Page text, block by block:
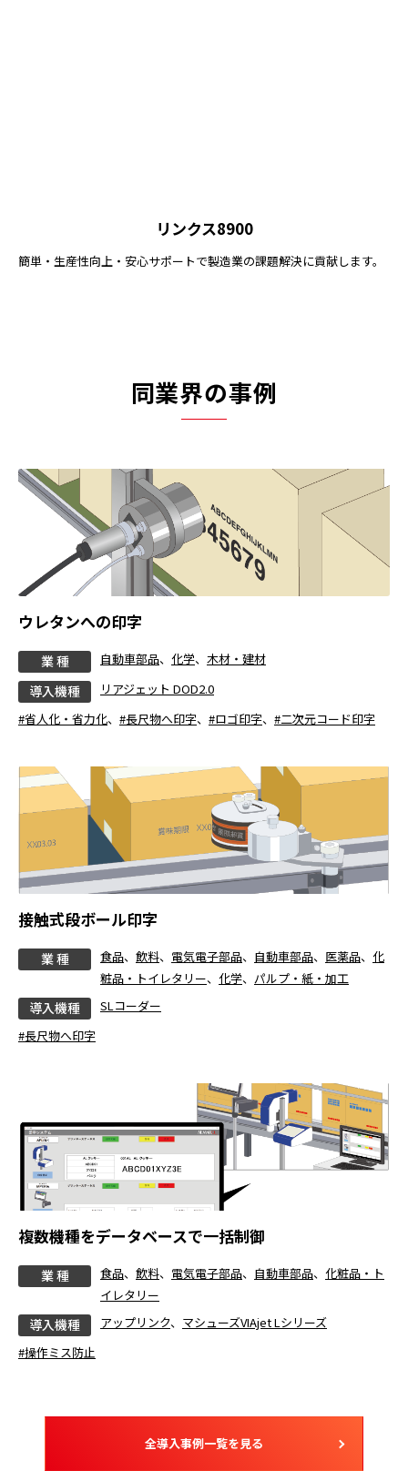
リンクス8900
簡単・生産性向上・安心サポートで製造業の課題解決に貢献します。
同業界の事例
ウレタンへの印字
業 種 自動車部品、 化学、 木材・建材
導入機種
リアジェット DOD2.0
#省人化・省力化、 #長尺物へ印字、 #ロゴ印字、 #二次元コード印字
接触式段ボール印字
業 種 食品、 飲料、 電気電子部品、 自動車部品、 医薬品、 化
粧品・トイレタリー、 化学、 パルプ・紙・加工
導入機種
SLコーダー
#長尺物へ印字
複数機種をデータベースで一括制御
業 種 食品、 飲料、 電気電子部品、 自動車部品、 化粧品・ト
イレタリー
導入機種 アップリンク、 マシューズVIAjet Lシリーズ
#操作ミス防止
全導入事例一覧を見る